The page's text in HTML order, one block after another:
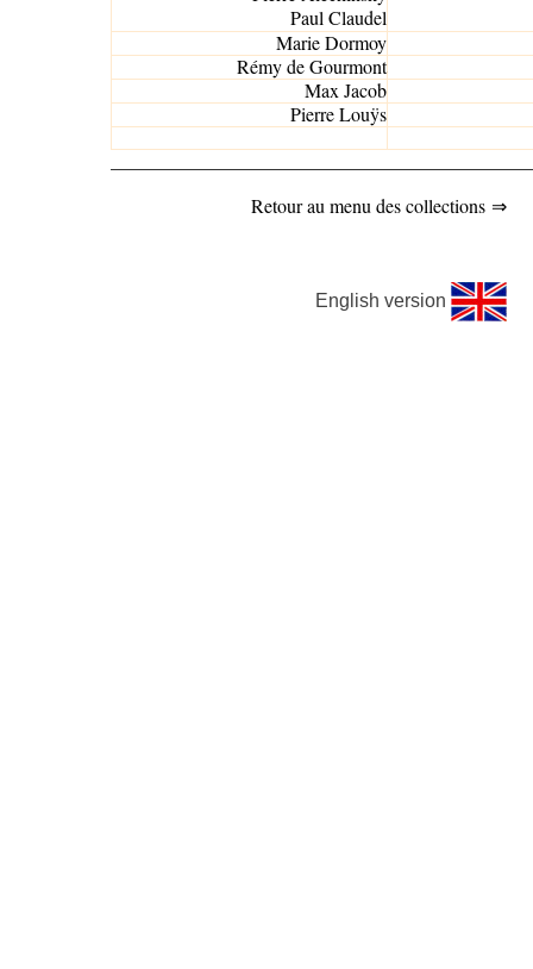
Paul Claudel
Marie Dormoy
Rémy de Gourmont
Max Jacob
Pierre Louÿs
Retour au menu des collections ⇒
English version